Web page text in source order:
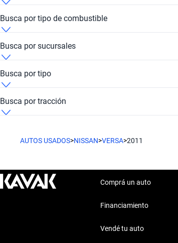
Nissan Versa 2011 Plateado
Nissan Versa 2011 Buenos Aires
Busca por tipo de combustible
Nissan Versa 2011 Híbrido
Busca por sucursales
Nissan Versa 2011 Kavak Abasto
Nissan Versa 2011 Kavak TOM
Busca por tipo
Nissan Versa 2011 Sedán
Busca por tracción
AUTOS USADOS>NISSAN>VERSA>2011
Comprá un auto
Financiamiento
Vendé tu auto